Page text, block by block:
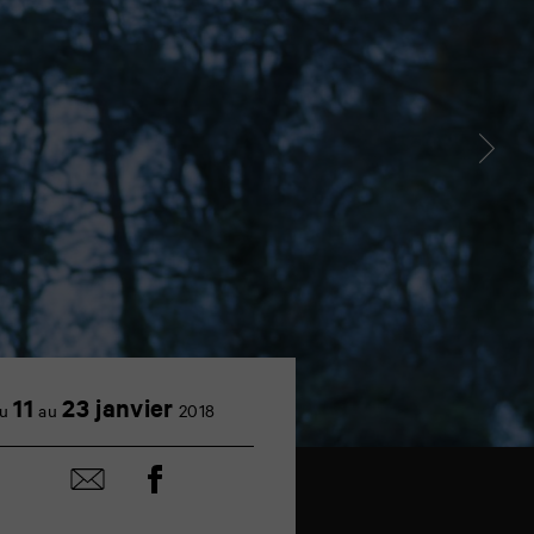
11 au23 janvier 2018
Partager
par
Partager
sur